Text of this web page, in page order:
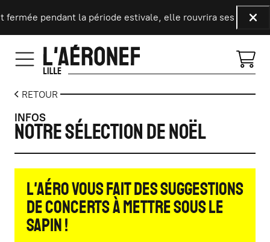
pendant la période estivale, elle rouvrira ses portes
RETOUR
INFOS
Notre sélection de Noël
L'Aéro vous fait des suggestions
de concerts à mettre sous le
sapin !